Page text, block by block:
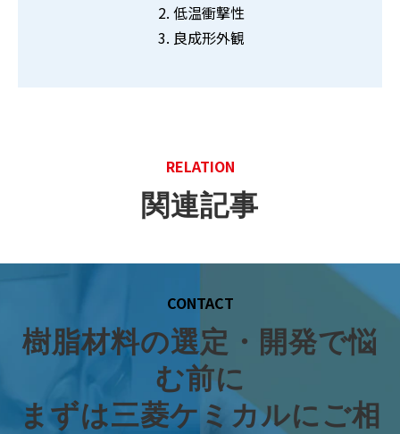
低温衝撃性
良成形外観
RELATION
関連記事
CONTACT
樹脂材料の選定・開発で悩
む前に
まずは三菱ケミカルにご相